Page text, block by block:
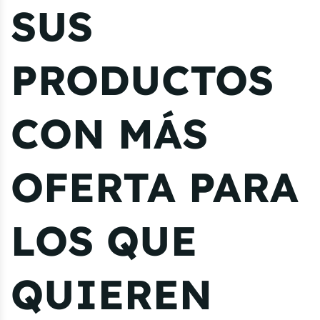
SUS
PRODUCTOS
CON MÁS
OFERTA PARA
LOS QUE
QUIEREN